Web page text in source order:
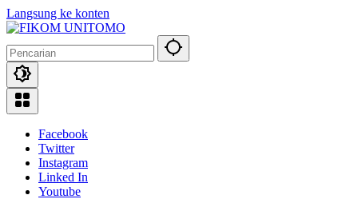
Langsung ke konten
Facebook
Twitter
Instagram
Linked In
Youtube